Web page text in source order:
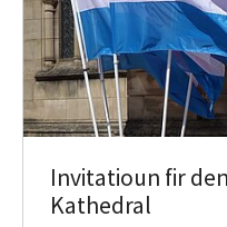
Invitatioun fir
Kathedral